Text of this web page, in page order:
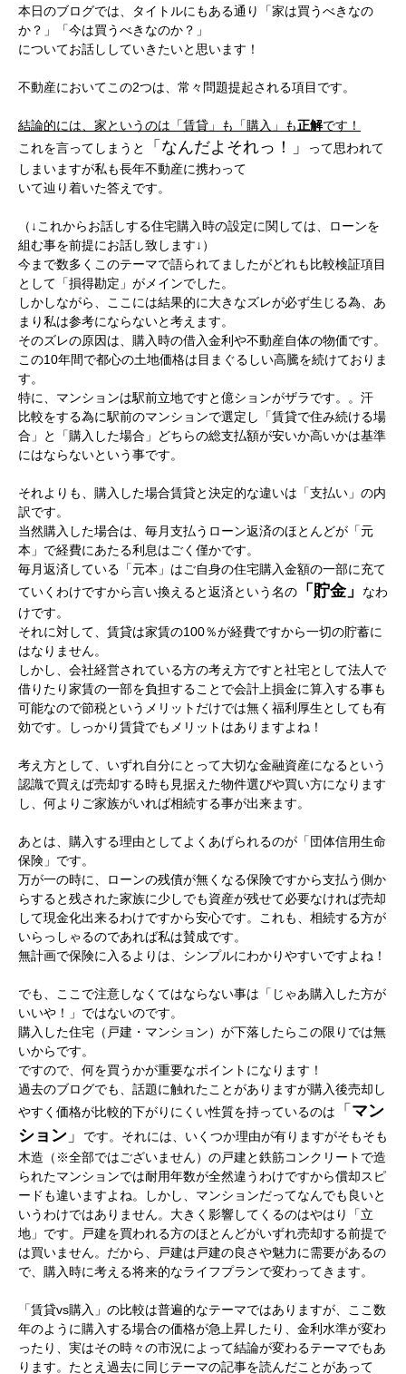
本日のブログでは、タイトルにもある通り「家は買うべきなの
か？」「今は買うべきなのか？」
についてお話ししていきたいと思います！
不動産においてこの2つは、常々問題提起される項目です。
結論的には、家というのは「賃貸」も「購入」も正解です！
これを言ってしまうと
「なんだよそれっ！」
って思われて
しまいますが私も長年不動産に携わって
いて辿り着いた答えです。
（↓これからお話しする住宅購入時の設定に関しては、ローンを
組む事を前提にお話し致します↓）
今まで数多くこのテーマで語られてましたがどれも比較検証項目
として「損得勘定」がメインでした。
しかしながら、ここには結果的に大きなズレが必ず生じる為、あ
まり私は参考にならないと考えます。
そのズレの原因は、購入時の借入金利や不動産自体の物価です。
この10年間で都心の土地価格は目まぐるしい高騰を続けておりま
す。
特に、マンションは駅前立地ですと億ションがザラです。。汗
比較をする為に駅前のマンションで選定し「賃貸で住み続ける場
合」と「購入した場合」どちらの総支払額が安いか高いかは基準
にはならないという事です。
それよりも、購入した場合賃貸と決定的な違いは「支払い」の内
訳です。
当然購入した場合は、毎月支払うローン返済のほとんどが「元
本」で経費にあたる利息はごく僅かです。
毎月返済している「元本」はご自身の住宅購入金額の一部に充て
ていくわけですから言い換えると返済という名の 「貯金」
なわ
けです。
それに対して、賃貸は家賃の100％が経費ですから一切の貯蓄に
はなりません。
しかし、会社経営されている方の考え方ですと社宅として法人で
借りたり家賃の一部を負担することで会計上損金に算入する事も
可能なので節税というメリットだけでは無く福利厚生としても有
効です。しっかり賃貸でもメリットはありますよね！
考え方として、いずれ自分にとって大切な金融資産になるという
認識で買えば売却する時も見据えた物件選びや買い方になります
し、 何よりご家族がいれば相続する事が出来ます。
あとは、購入する理由としてよくあげられるのが「団体信用生命
保険」です。
万が一の時に、ローンの残債が無くなる保険ですから支払う側か
らすると残された家族に少しでも資産が残せて必要なければ売却
して現金化出来るわけですから安心です。
これも、相続する方が
いらっしゃるのであれば私は賛成です。
無計画で保険に入るよりは、シンプルにわかりやすいですよね！
でも、ここで注意しなくてはならない事は「じゃあ購入した方が
いいや！」ではないのです。
購入した住宅（戸建・マンション）が下落したらこの限りでは無
いからです。
ですので、何を買うかが重要なポイントになります！
過去のブログでも、話題に触れたことがありますが購入後売却し
やすく価格が比較的下がりにくい性質を持っているのは 「 マン
ション 」
です。それには、いくつか理由が有りますがそもそも
木造（※全部ではございません）の戸建と鉄筋コンクリートで造
られたマンションでは耐用年数が全然違うわけですから償却スピ
ードも違いますよね。しかし、マンションだってなんでも良いと
いう わけではありません。大きく影響してくるのはやはり「立
地」です。
戸建を買われる方のほとんどがいずれ売却する前提で
は買いません。だから、戸建は戸建の良さや魅力に需要があるの
で、購入時に考える将来的なライフプランで変わってきます。
「賃貸vs購入」の比較は普遍的なテーマではありますが、ここ数
年のように購入する場合の価格が急上昇したり、金利水準が変わ
ったり、実はその時々の市況によって結論が変わるテーマでもあ
ります。たとえ過去に同じテーマの記事を読んだことがあって